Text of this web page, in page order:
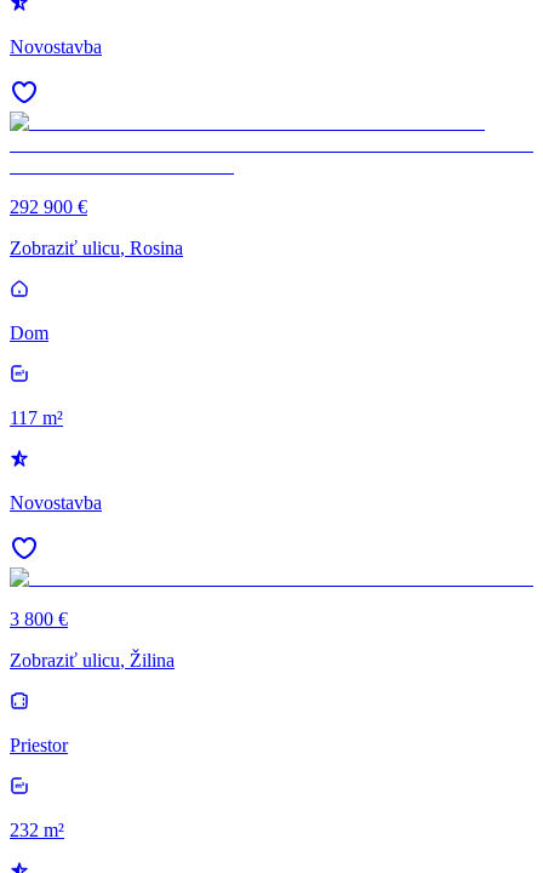
Novostavba
292 900 €
Zobraziť ulicu, Rosina
Dom
117 m²
Novostavba
3 800 €
Zobraziť ulicu, Žilina
Priestor
232 m²